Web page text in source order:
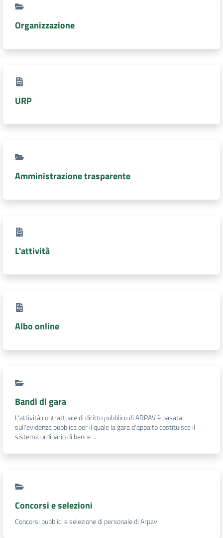
DATI
AMBIENTALI
Seguici
su
Organizzazione
URP
Amministrazione trasparente
L'attività
Albo online
Bandi di gara
L'attività contrattuale di diritto pubblico di ARPAV è basata
sull'evidenza pubblica per il quale la gara d'appalto costituisce il
sistema ordinario di beni e ...
Concorsi e selezioni
Concorsi pubblici e selezione di personale di Arpav